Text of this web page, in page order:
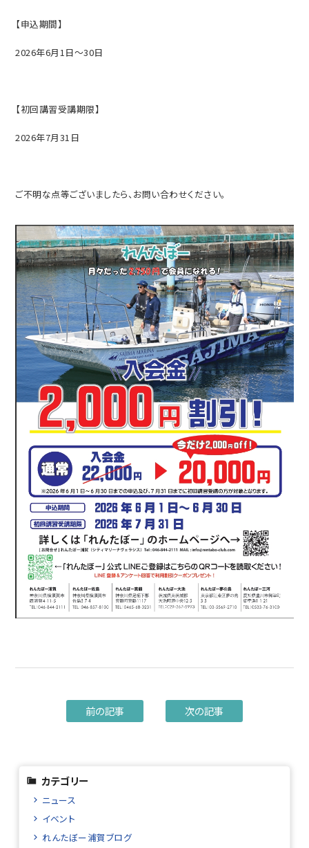
【申込期間】
2026年6月1日～30日
【初回講習受講期限】
2026年7月31日
ご不明な点等ございましたら、お問い合わせください。
前の記事 次の記事
カテゴリー
ニュース
イベント
れんたぼー浦賀ブログ